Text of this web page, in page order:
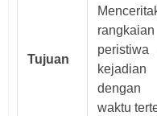
Tujuan
rangkaian
peristiwa
kejadian
dengan
waktu